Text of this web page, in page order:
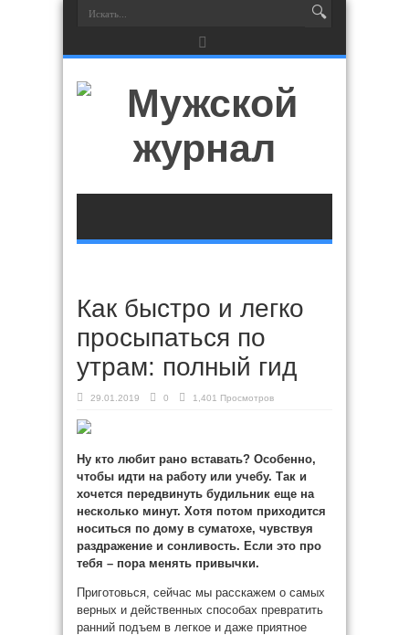
Как быстро и легко
просыпаться по
утрам: полный гид
29.01.2019 0 1,401 Просмотров
Ну кто любит рано вставать? Особенно,
чтобы идти на работу или учебу. Так и
хочется передвинуть будильник еще на
несколько минут. Хотя потом приходится
носиться по дому в суматохе, чувствуя
раздражение и сонливость. Если это про
тебя – пора менять привычки.
Приготовься, сейчас мы расскажем о самых
верных и действенных способах превратить
ранний подъем в легкое и даже приятное